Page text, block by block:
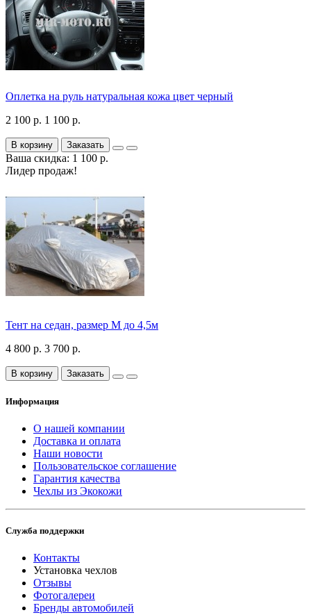
Оплетка на руль натуральная кожа цвет черный
2 100 р. 1 100 р.
В корзину Заказать
Ваша скидка: 1 100 р.
Лидер продаж!
Тент на седан, размер М до 4,5м
4 800 р. 3 700 р.
В корзину Заказать
Информация
О нашей компании
Доставка и оплата
Наши новости
Пользовательское соглашение
Гарантия качества
Чехлы из Экокожи
Служба поддержки
Контакты
Установка чехлов
Отзывы
Фотогалереи
Бренды автомобилей